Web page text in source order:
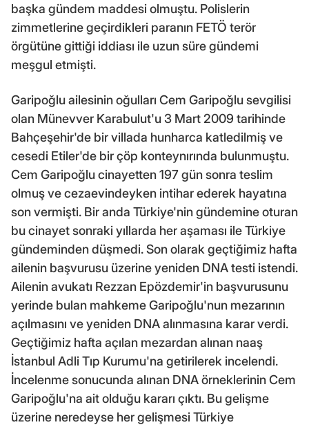
başka gündem maddesi olmuştu. Polislerin
zimmetlerine geçirdikleri paranın FETÖ terör
örgütüne gittiği iddiası ile uzun süre gündemi
meşgul etmişti.
Garipoğlu ailesinin oğulları Cem Garipoğlu sevgilisi
olan Münevver Karabulut'u 3 Mart 2009 tarihinde
Bahçeşehir'de bir villada hunharca katledilmiş ve
cesedi Etiler'de bir çöp konteynırında bulunmuştu.
Cem Garipoğlu cinayetten 197 gün sonra teslim
olmuş ve cezaevindeyken intihar ederek hayatına
son vermişti. Bir anda Türkiye'nin gündemine oturan
bu cinayet sonraki yıllarda her aşaması ile Türkiye
gündeminden düşmedi. Son olarak geçtiğimiz hafta
ailenin başvurusu üzerine yeniden DNA testi istendi.
Ailenin avukatı Rezzan Epözdemir'in başvurusunu
yerinde bulan mahkeme Garipoğlu'nun mezarının
açılmasını ve yeniden DNA alınmasına karar verdi.
Geçtiğimiz hafta açılan mezardan alınan naaş
İstanbul Adli Tıp Kurumu'na getirilerek incelendi.
İncelenme sonucunda alınan DNA örneklerinin Cem
Garipoğlu'na ait olduğu kararı çıktı. Bu gelişme
üzerine neredeyse her gelişmesi Türkiye